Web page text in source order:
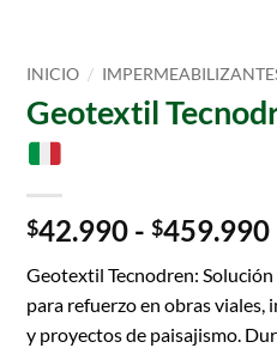
INICIO /
Geotextil
$42.990 - $459.990
Geotextil Tecnodren:
para refuerzo en obras
y proyectos de paisajismo.